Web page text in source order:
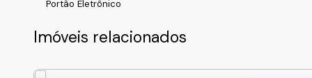
Portão Eletrônico
Imóveis relacionados